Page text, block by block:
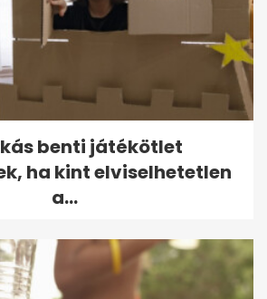
benti játékötlet
ha kint elviselhetetlen
a...